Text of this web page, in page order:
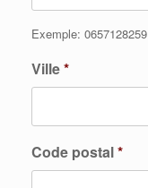
Exemple: 0657128259
Ville*
Code postal*